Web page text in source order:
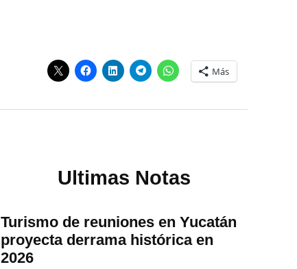
Más
Ultimas Notas
Turismo de reuniones en Yucatán
proyecta derrama histórica en
2026